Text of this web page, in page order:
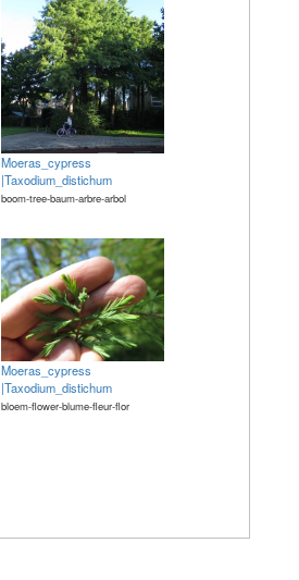
Moeras_cypress
|Taxodium_distichum
boom-tree-baum-arbre-arbol
Moeras_cypress
|Taxodium_distichum
bloem-flower-blume-fleur-flor